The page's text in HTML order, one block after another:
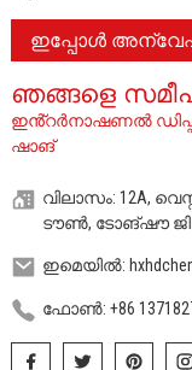
ഇപ്പോൾ
ഞങ്ങളെ
ഇൻ്റർനാഷണൽ
ഷാങ്
വിലാസം: 12A,
ടൗൺ, ടോങ്‌ഷൗ
ഇമെയിൽ:
ഫോൺ: +86